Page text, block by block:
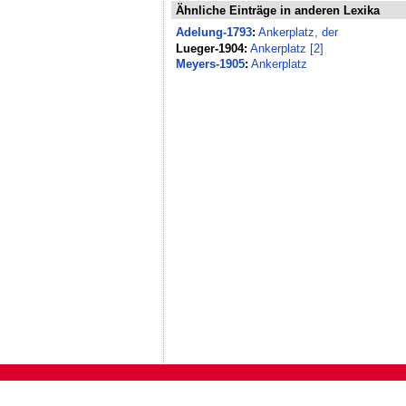
Ähnliche Einträge in anderen Lexika
Adelung-1793: Ankerplatz, der
Lueger-1904: Ankerplatz [2]
Meyers-1905: Ankerplatz